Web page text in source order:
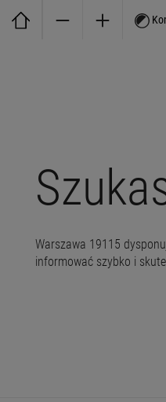
Warszawa 19115
informować szybko i